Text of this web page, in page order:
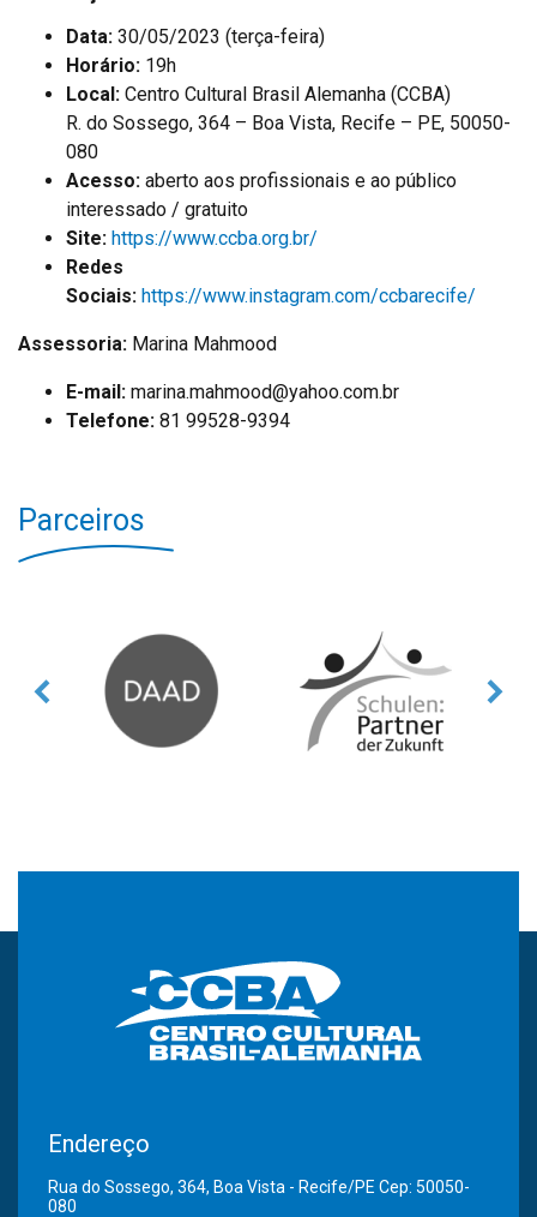
Data: 30/05/2023 (terça-feira)
Horário: 19h
Local: Centro Cultural Brasil Alemanha (CCBA)
R. do Sossego, 364 – Boa Vista, Recife – PE, 50050-
080
Acesso: aberto aos profissionais e ao público
interessado / gratuito
Site: https://www.ccba.org.br/
Redes
Sociais: https://www.instagram.com/ccbarecife/
Assessoria: Marina Mahmood
E-mail: marina.mahmood@yahoo.com.br
Telefone: 81 99528-9394
Parceiros
Endereço
Rua do Sossego, 364, Boa Vista - Recife/PE Cep: 50050-
080